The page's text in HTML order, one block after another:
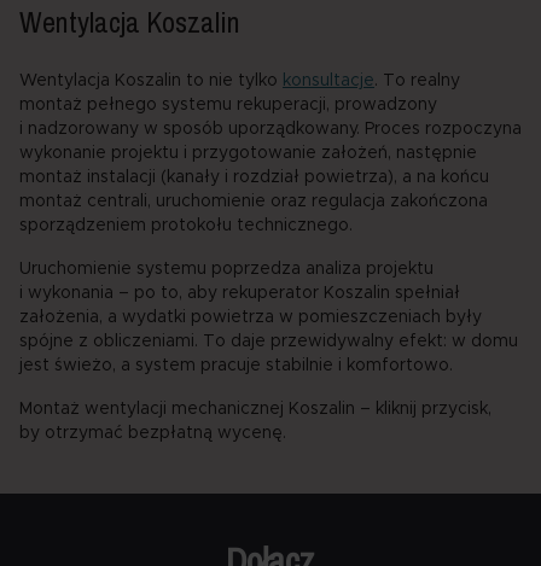
Wentylacja Koszalin
Wentylacja Koszalin to nie tylko konsultacje. To realny
montaż pełnego systemu rekuperacji, prowadzony
i nadzorowany w sposób uporządkowany. Proces rozpoczyna
wykonanie projektu i przygotowanie założeń, następnie
montaż instalacji (kanały i rozdział powietrza), a na końcu
montaż centrali, uruchomienie oraz regulacja zakończona
sporządzeniem protokołu technicznego.
Uruchomienie systemu poprzedza analiza projektu
i wykonania – po to, aby rekuperator Koszalin spełniał
założenia, a wydatki powietrza w pomieszczeniach były
spójne z obliczeniami. To daje przewidywalny efekt: w domu
jest świeżo, a system pracuje stabilnie i komfortowo.
Montaż wentylacji mechanicznej Koszalin – kliknij przycisk,
by otrzymać bezpłatną wycenę.